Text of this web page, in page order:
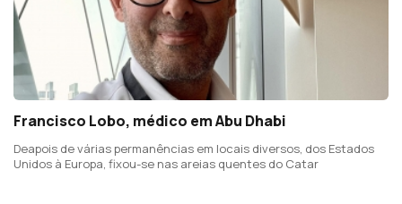
Francisco Lobo, médico em Abu Dhabi
Deapois de várias permanências em locais diversos, dos Estados
Unidos à Europa, fixou-se nas areias quentes do Catar